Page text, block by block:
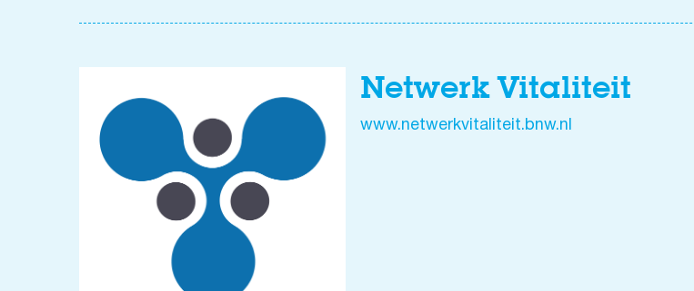
Netwerk Vitaliteit
www.netwerkvitaliteit.bnw.nl